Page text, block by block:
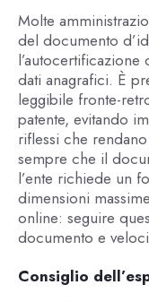
Molte
del documento
dati anagrafici. È
leggibile fronte-
patente, evitando
riflessi che
sempre che il
l’ente richiede un
dimensioni
online: seguire
documento e
Consiglio